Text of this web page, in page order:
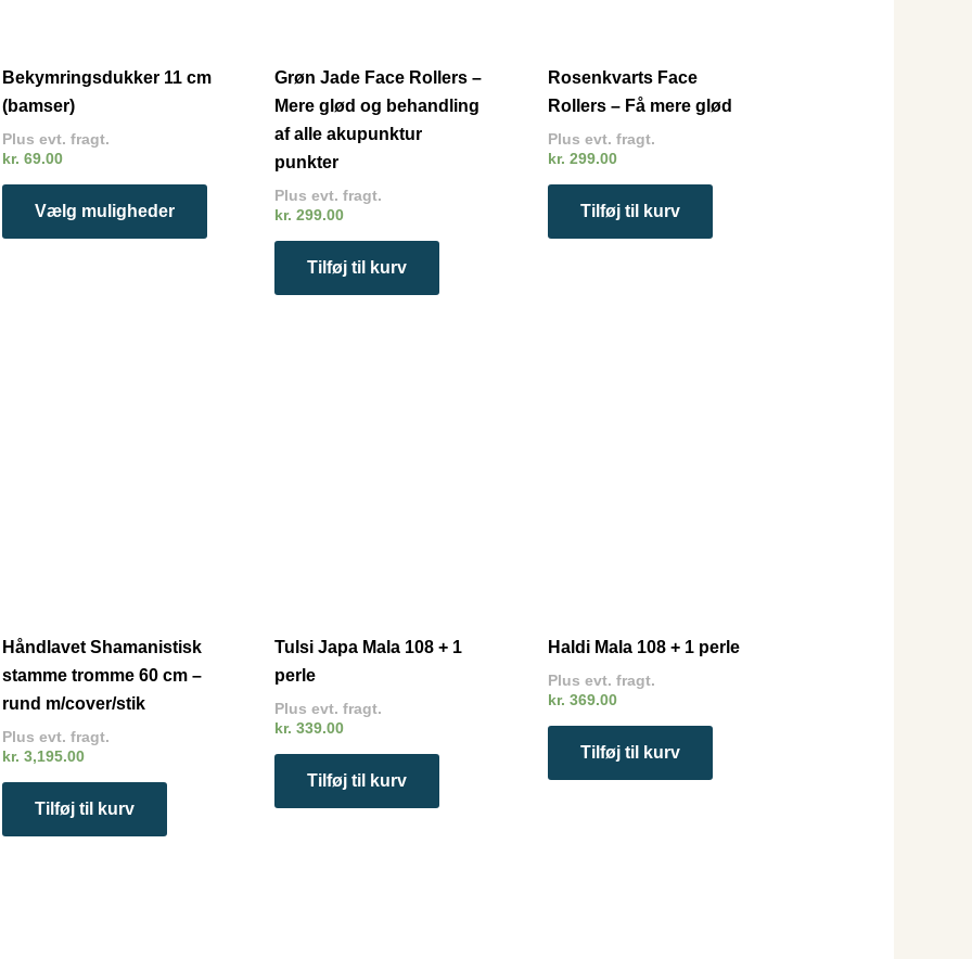
Bekymringsdukker 11 cm
(bamser)
Plus evt. fragt.
kr. 69.00
Vælg muligheder
Grøn Jade Face Rollers –
Mere glød og behandling
af alle akupunktur
punkter
Plus evt. fragt.
kr. 299.00
Tilføj til kurv
Rosenkvarts Face
Rollers – Få mere glød
Plus evt. fragt.
kr. 299.00
Tilføj til kurv
Håndlavet Shamanistisk
stamme tromme 60 cm –
rund m/cover/stik
Plus evt. fragt.
kr. 3,195.00
Tilføj til kurv
Tulsi Japa Mala 108 + 1
perle
Plus evt. fragt.
kr. 339.00
Tilføj til kurv
Haldi Mala 108 + 1 perle
Plus evt. fragt.
kr. 369.00
Tilføj til kurv